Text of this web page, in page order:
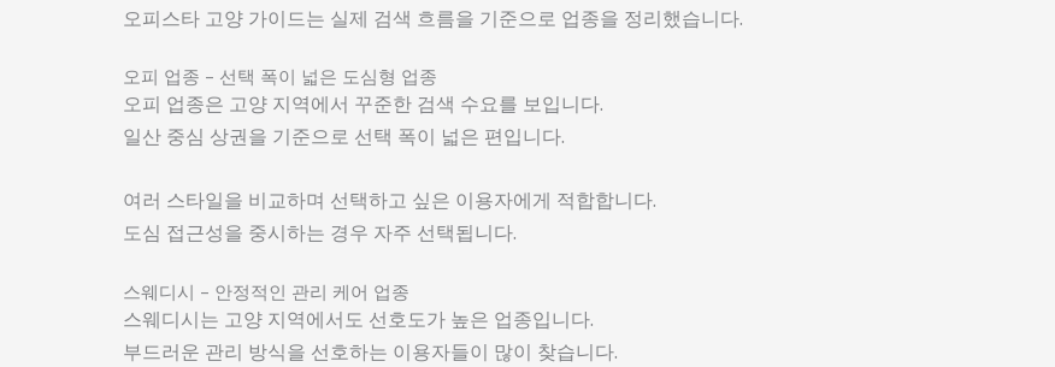
오피스타 고양 가이드는 실제 검색 흐름을 기준으로 업종을 정리했습니다.
오피 업종 – 선택 폭이 넓은 도심형 업종
오피 업종은 고양 지역에서 꾸준한 검색 수요를 보입니다.
일산 중심 상권을 기준으로 선택 폭이 넓은 편입니다.
여러 스타일을 비교하며 선택하고 싶은 이용자에게 적합합니다.
도심 접근성을 중시하는 경우 자주 선택됩니다.
스웨디시 – 안정적인 관리 케어 업종
스웨디시는 고양 지역에서도 선호도가 높은 업종입니다.
부드러운 관리 방식을 선호하는 이용자들이 많이 찾습니다.